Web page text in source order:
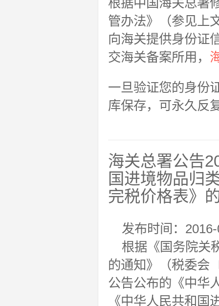
根据中国海关总署
管办法》（参见上
向海关提供身份证
交海关备案所用，
一旦验证您的身份
库保存，可永久反
海关总署公告
国进境物品归
完税价格表》
发布时间：
根据《国务院关
的通知》（税委会
公告公布的《中华
《中华人民共和